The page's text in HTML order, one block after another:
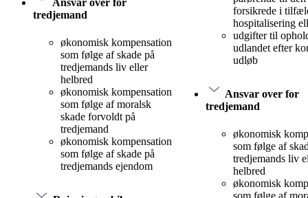
Ansvar over for
tredjemand
økonomisk kompensation
som følge af skade på
tredjemands liv eller
helbred
økonomisk kompensation
som følge af moralsk
skade forvoldt på
tredjemand
økonomisk kompensation
som følge af skade på
tredjemands ejendom
forsikrede i
hospitalisering
udgifter til
udlandet efter
udløb
Ansvar over for
tredjemand
økonomisk
som følge af
tredjemands liv
helbred
økonomisk
som følge af